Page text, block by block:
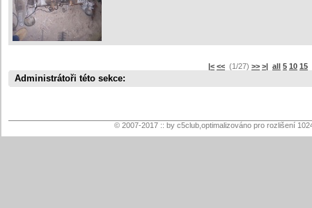
|< << (1/27) >> >| all 5 10 15
Administrátoři této sekce:
© 2007-2017 :: by c5club,optimalizováno pro rozlišení